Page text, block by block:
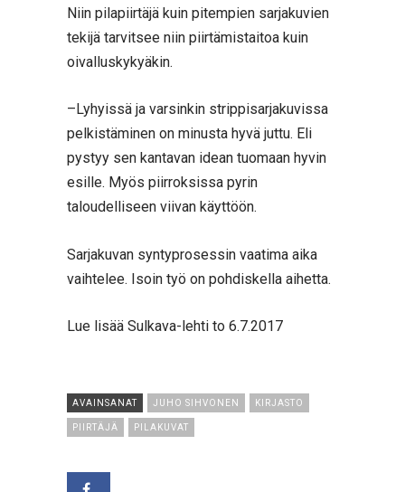
Niin pilapiirtäjä kuin pitempien sarjakuvien
tekijä tarvitsee niin piirtämistaitoa kuin
oivalluskykyäkin.
–Lyhyissä ja varsinkin strippisarjakuvissa
pelkistäminen on minusta hyvä juttu. Eli
pystyy sen kantavan idean tuomaan hyvin
esille. Myös piirroksissa pyrin
taloudelliseen viivan käyttöön.
Sarjakuvan syntyprosessin vaatima aika
vaihtelee. Isoin työ on pohdiskella aihetta.
Lue lisää Sulkava-lehti to 6.7.2017
AVAINSANAT JUHO SIHVONEN KIRJASTO
PIIRTÄJÄ PILAKUVAT